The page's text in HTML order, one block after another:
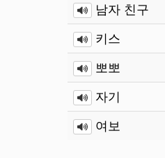
남자 친구
키스
뽀뽀
자기
여보